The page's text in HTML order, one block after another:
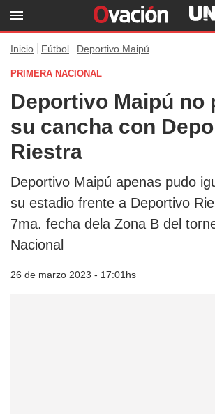
Inicio Fútbol Deportivo Maipú
PRIMERA NACIONAL
Deportivo Maipú no
su cancha con
Riestra
Deportivo Maipú apenas pudo
su estadio frente a Deportivo
7ma. fecha dela Zona B del
Nacional
26 de marzo 2023 - 17:01hs